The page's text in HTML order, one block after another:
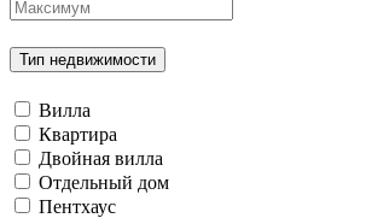
Тип недвижимости
Вилла
Квартира
Двойная вилла
Отдельный дом
Пентхаус